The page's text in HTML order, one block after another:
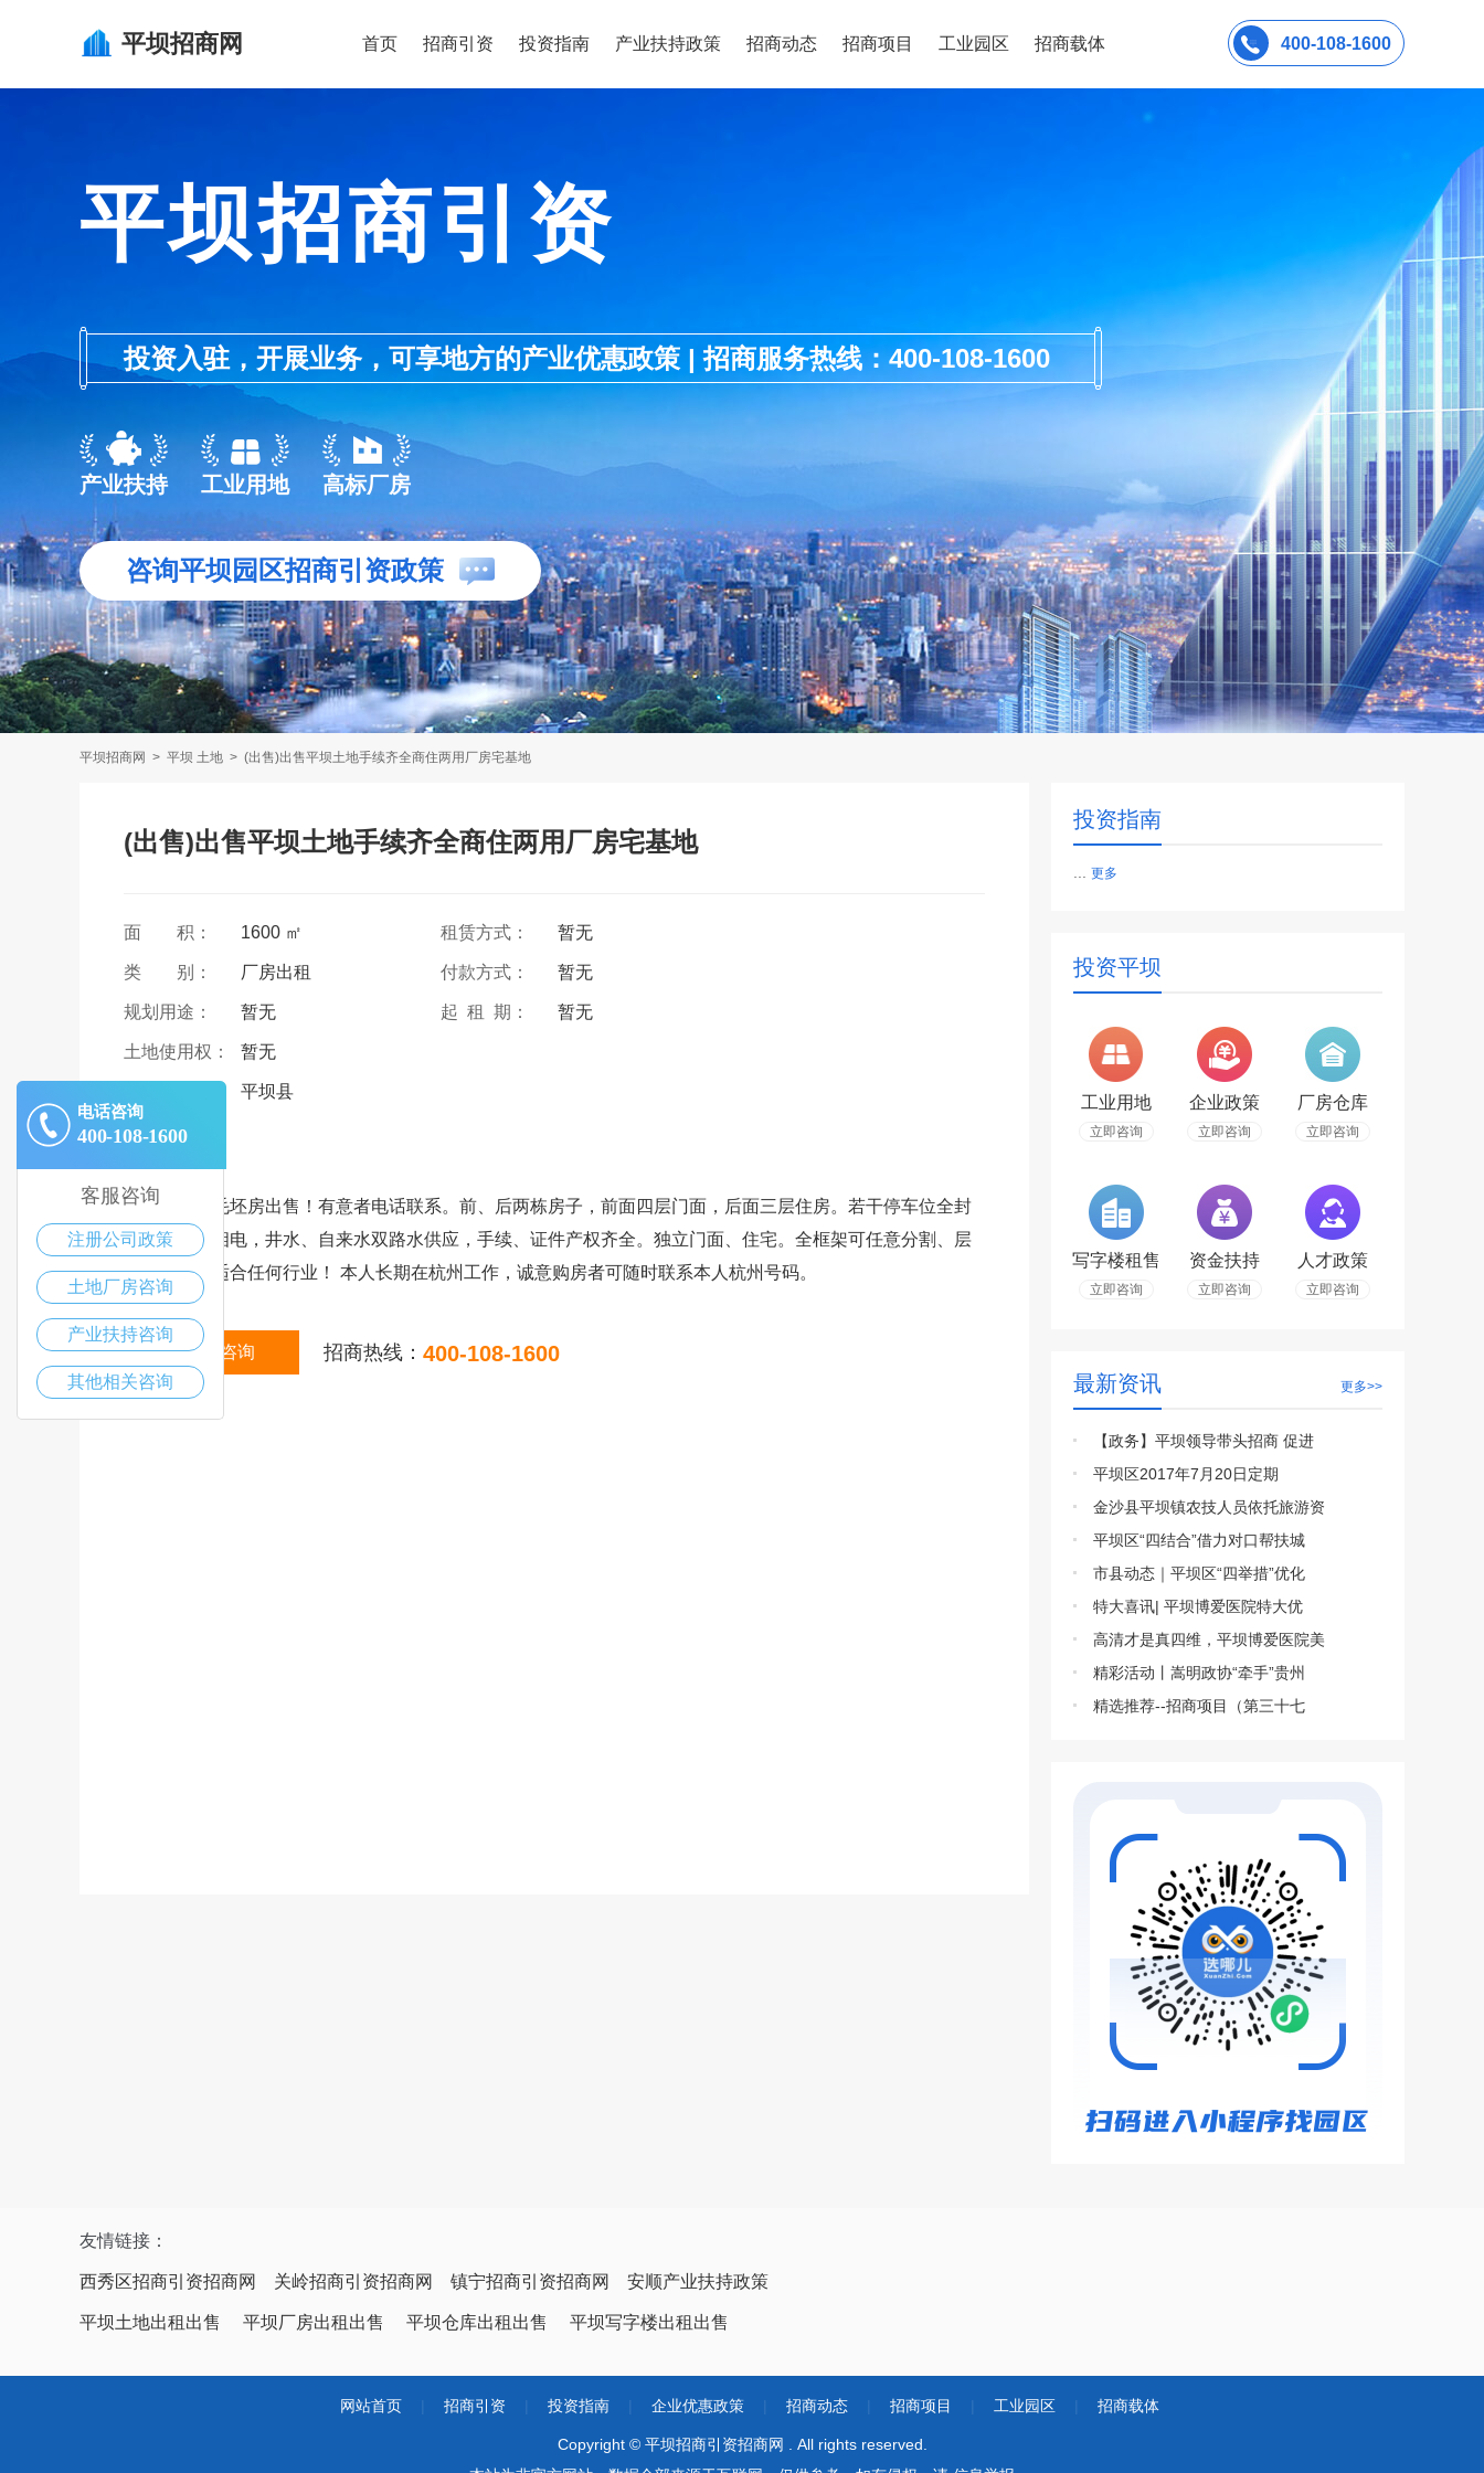
平坝招商网 首页 招商引资 投资指南 产业扶持政策 招商动态 招商项目 工业园区 招商载体 400-108-1600
平坝招商引资
投资入驻，开展业务，可享地方的产业优惠政策 | 招商服务热线：400-108-1600
产业扶持 工业用地 高标厂房
咨询平坝园区招商引资政策
平坝招商网 > 平坝 土地 > (出售)出售平坝土地手续齐全商住两用厂房宅基地
(出售)出售平坝土地手续齐全商住两用厂房宅基地
面 积： 1600 ㎡ 租赁方式： 暂无
类 别： 厂房出租 付款方式： 暂无
规划用途： 暂无 起 租 期： 暂无
土地使用权： 暂无
详细地址： 平坝县
宅基地房，毛坯房出售！有意者电话联系。前、后两栋房子，前面四层门面，后面三层住房。若干停车位全封
闭，独立三相电，井水、自来水双路水供应，手续、证件产权齐全。独立门面、住宅。全框架可任意分割、层
高四米五，适合任何行业！ 本人长期在杭州工作，诚意购房者可随时联系本人杭州号码。
在线咨询 招商热线： 400-108-1600
投资指南
更多
投资平坝
工业用地
立即咨询
企业政策
立即咨询
厂房仓库
立即咨询
写字楼租售
立即咨询
资金扶持
立即咨询
人才政策
立即咨询
最新资讯 更多>>
【政务】平坝领导带头招商 促进
平坝区2017年7月20日定期
金沙县平坝镇农技人员依托旅游资
平坝区“四结合”借力对口帮扶城
市县动态｜平坝区“四举措”优化
特大喜讯| 平坝博爱医院特大优
高清才是真四维，平坝博爱医院美
精彩活动丨嵩明政协“牵手”贵州
精选推荐--招商项目（第三十七
友情链接：
西秀区招商引资招商网 关岭招商引资招商网 镇宁招商引资招商网 安顺产业扶持政策
平坝土地出租出售 平坝厂房出租出售 平坝仓库出租出售 平坝写字楼出租出售
网站首页 招商引资 投资指南 企业优惠政策 招商动态 招商项目 工业园区 招商载体
Copyright © 平坝招商引资招商网 . All rights reserved.
电话咨询
400-108-1600
客服咨询
注册公司政策
土地厂房咨询
产业扶持咨询
其他相关咨询